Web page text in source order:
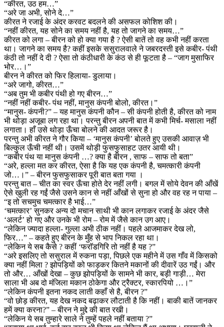
“कीरत, उठ हम…”
“अरे जा अभी, सोने दे…”
कीरत ने रजाई के अंदर करवट बदलने की असफल कोशिश की।
“नहीं कीरत, यह सोने का समय नहीं है, यह तो जागने का समय…”
कीरत को लगा – बीरन को हो क्या गया है ? ऐसी बातें तो वह कभी नहीं करता
था। जागने का समय है? कहीं इसके ससुरालवाले ने जबरदस्ती इसे कबीर- पंथी
कंठी तो नहीं दे दी ? ऐसा तो कंठीधारी के कंठ से ही फूटता है – “जाग मुसाफिर
भोर…।”
बीरन ने कीरत को फिर हिलाया- डुलाया।
“अरे जागो, कीरत…”
“अब तुम भी कबीर पंथी हो गए बीरन…”
“नहीं नहीं कबीर- पंथ नहीं, मानुस कंपनी बोलो, कीरत।”
“मानुस- कंपनी?” – यह मानुस कंपनी कौन – सी कंपनी होती है, कीरत को नाम
भी थोड़ा अजूबा लग रहा था। परन्तु बीरन अपनी बात में कभी मिर्च- मसाला नहीं
लगाता। हाँ उसे थोड़ा ऊँचा बोलने की आदत जरूर है।
परन्तु अभी कीरत ने गौर किया – ‘मानुस कंपनी’ बोलते हुए उसकी आवाज़ भी
बिल्कुल ऊँची नहीं थी। उसमें थोड़ी फुसफुसाहट उतर आयी थी।
“कबीर पंथ या मानुस कंपनी …? क्या है बीरन , साफ – साफ तो बता”
“अरे, हल्ला मत कर कीरत, ऐसा है कि यह एक कंपनी है, चमत्कारी कंपनी
जो…।” – बीरन फुसफुसाकर पूरी बात बता गया ।
परन्तु बात – चीत का स्वर ऊँचा होते देर नहीं लगी। बगल में सोये देवन की आँखें
ऐसे खुली रह गईं जैसे उसने कान से नहीं आँखों से सुना हो और वह रह न पाया –
“इ तो सचमुच चमत्कार है भाई…”
‘चमत्कार’ सुनकर अन्य दो मचान साथी भी कान लगाकर रजाई के अंदर जैसे
‘अलर्ट’ हो गए और उनके भी रोम – रोम में जैसे कान उग आए।
“लेकिन ज्यादा हल्ला- गुल्ला अभी ठीक नहीं। पहले आजमाकर देख लो,
फिर…” – कहते हुए बीरन के मुँह से भाप निकल रहा था।
“लेकिन ये सब कैसे ? कहीं ‘फराॅडगिरि तो नहीं है यह ?”
“अरे इसलिए तो ससुराल में रुकना पड़ा, पिछले एक महीने में उस गाँव में किसको
क्या नहीं मिला ? झोपड़ियों को फाड़कर कितने मकानों की दीवारें उठ गईं। और
तो और… आँखों देखा – कुछ झोपड़ियों के सामने भी कार, बड़ी गाड़ी… मेरा
साला भी अब दो मंजिला मकान ठोकेगा और ट्रैक्टर, स्कारपियो …।”
“लेकिन कंपनी इतना नकद लाती कहाँ से है, बीरन ?”
“वो छोड़ कीरत, यह देख नकद बढ़ाकर लौटाती है कि नहीं। बाकी बातें जानकर
हमें क्या करना?” – बीरन ने मुद्दे की बात रखी।
“लेकिन ये सब तुम्हारे साले ने तुम्हें पहले नहीं बताया ?”